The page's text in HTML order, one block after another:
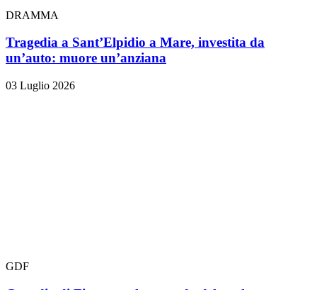
DRAMMA
Tragedia a Sant’Elpidio a Mare, investita da
un’auto: muore un’anziana
03 Luglio 2026
GDF